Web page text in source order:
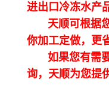
进出口冷冻水产
天顺可根据您
你加工定做，更
如果您有需要
询，天顺为您提